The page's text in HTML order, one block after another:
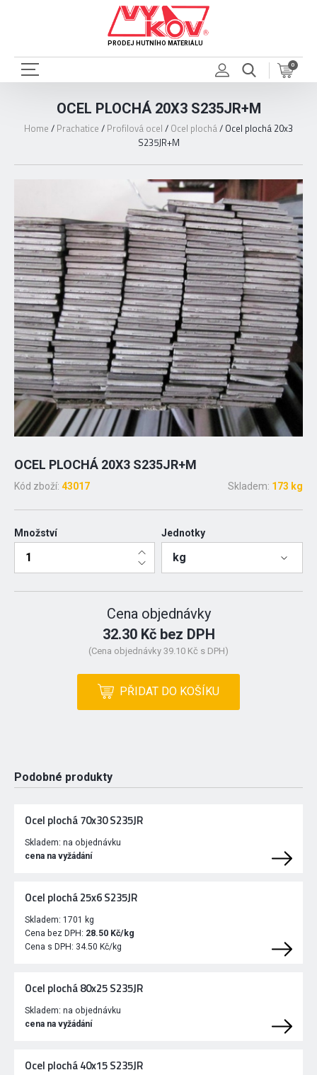
PRODEJ HUTNÍHO MATERIÁLU
0
OCEL PLOCHÁ 20X3 S235JR+M
Home / Prachatice / Profilová ocel / Ocel plochá/ Ocel plochá 20x3
S235JR+M
OCEL PLOCHÁ 20X3 S235JR+M
Kód zboží: 43017 Skladem: 173 kg
Množství Jednotky
kg
Cena objednávky
32.30 Kč bez DPH
(Cena objednávky 39.10 Kč s DPH)
PŘIDAT DO KOŠÍKU
Podobné produkty
Ocel plochá 70x30 S235JR
Skladem: na objednávku
cena na vyžádání
Ocel plochá 25x6 S235JR
Skladem: 1701 kg
Cena bez DPH: 28.50 Kč/kg
Cena s DPH: 34.50 Kč/kg
Ocel plochá 80x25 S235JR
Skladem: na objednávku
cena na vyžádání
Ocel plochá 40x15 S235JR